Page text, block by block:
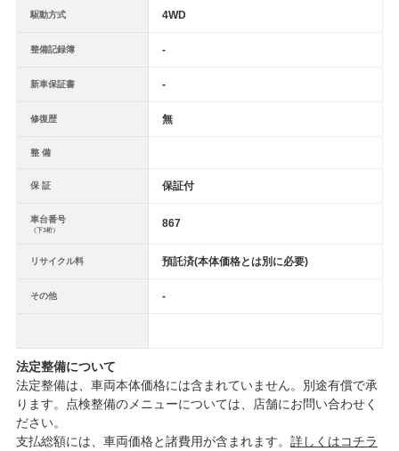
駆動方式 4WD
整備記録簿 -
新車保証書 -
修復歴 無
整 備
保 証 保証付
車台番号
（下3桁）
867
リサイクル料 預託済(本体価格とは別に必要)
その他 -
法定整備について
法定整備は、車両本体価格には含まれていません。別途有償で承
ります。点検整備のメニューについては、店舗にお問い合わせく
ださい。
支払総額には、車両価格と諸費用が含まれます。 詳しくはコチラ